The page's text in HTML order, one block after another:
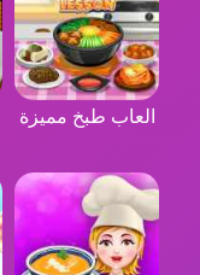
العاب طبخ مميزة